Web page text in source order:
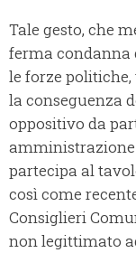
Tale gesto, che
ferma condanna
le forze
la conseguenza
oppositivo da
amministrazione
partecipa al
così come
Consiglieri
non legittimato